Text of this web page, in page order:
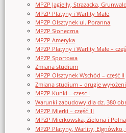
MPZP Jagielly, Strazacka,
MPZP Platyny i Warlity Małe
MPZP Olsztynek ul. Poranna
MPZP Słoneczna
MPZP Ameryka
MPZP Platyny i Warlity Małe –
MPZP Sportowa
Zmiana studium
MPZP Olsztynek Wschód – część II
Zmiana studium – drugie
MPZP Kunki – czesc I
Warunki zabudowy dla dz. 380
MPZP Mierki – część III
MPZP Mierkowska, Zielona i Polna
MPZP Platyny, Warlity, Elgnówko,